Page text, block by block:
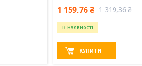
1 159,76 ₴ 1 319,36 ₴
В наявності
КУПИТИ